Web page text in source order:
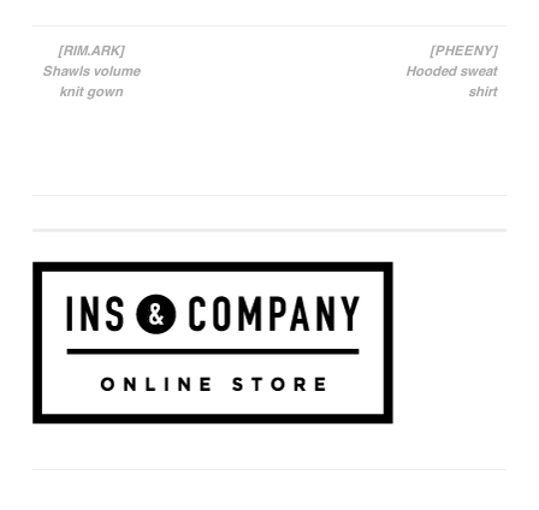
投稿ナビゲーション
[RIM.ARK]
Shawls volume
knit gown
[PHEENY]
Hooded sweat
shirt